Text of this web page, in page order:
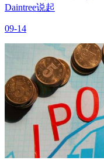
Daintree说起
09-14